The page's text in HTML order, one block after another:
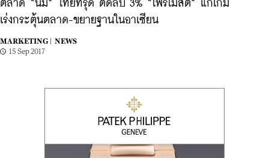
ตลาด “นม” ไทยทรุด ติดลบ 3% “โฟร์โมสต์” แก้เกม
เร่งกระตุ้นตลาด-ขยายฐานในอาเซียน
MARKETING |
NEWS
15 Sep 2017